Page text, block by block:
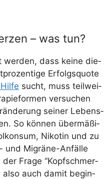
– was tun?
wer­den, dass kei­ne die­
Erfolgs­quo­te
sucht, muss teil­wei­
ver­su­chen
sei­ner Lebens­
So kön­nen über­mä­ßi­
Niko­tin und zu
und Migrä­ne-Anfäl­le
Fra­ge “Kopf­schmer­
also auch damit begin­